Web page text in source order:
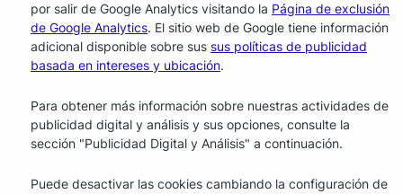
por salir de Google Analytics visitando la Página de exclusión
de Google Analytics. El sitio web de Google tiene información
adicional disponible sobre sus sus políticas de publicidad
basada en intereses y ubicación.
Para obtener más información sobre nuestras actividades de
publicidad digital y análisis y sus opciones, consulte la
sección "Publicidad Digital y Análisis" a continuación.
Puede desactivar las cookies cambiando la configuración de